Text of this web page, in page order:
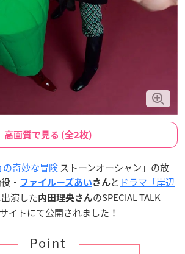
高画質で見る (全2枚)
の奇妙な冒険 ストーンオーシャン」の放
・ ファイルーズあい さんと ドラマ「岸辺
演した内田理央さんのSPECIAL TALK
イトにて公開されました！
Point